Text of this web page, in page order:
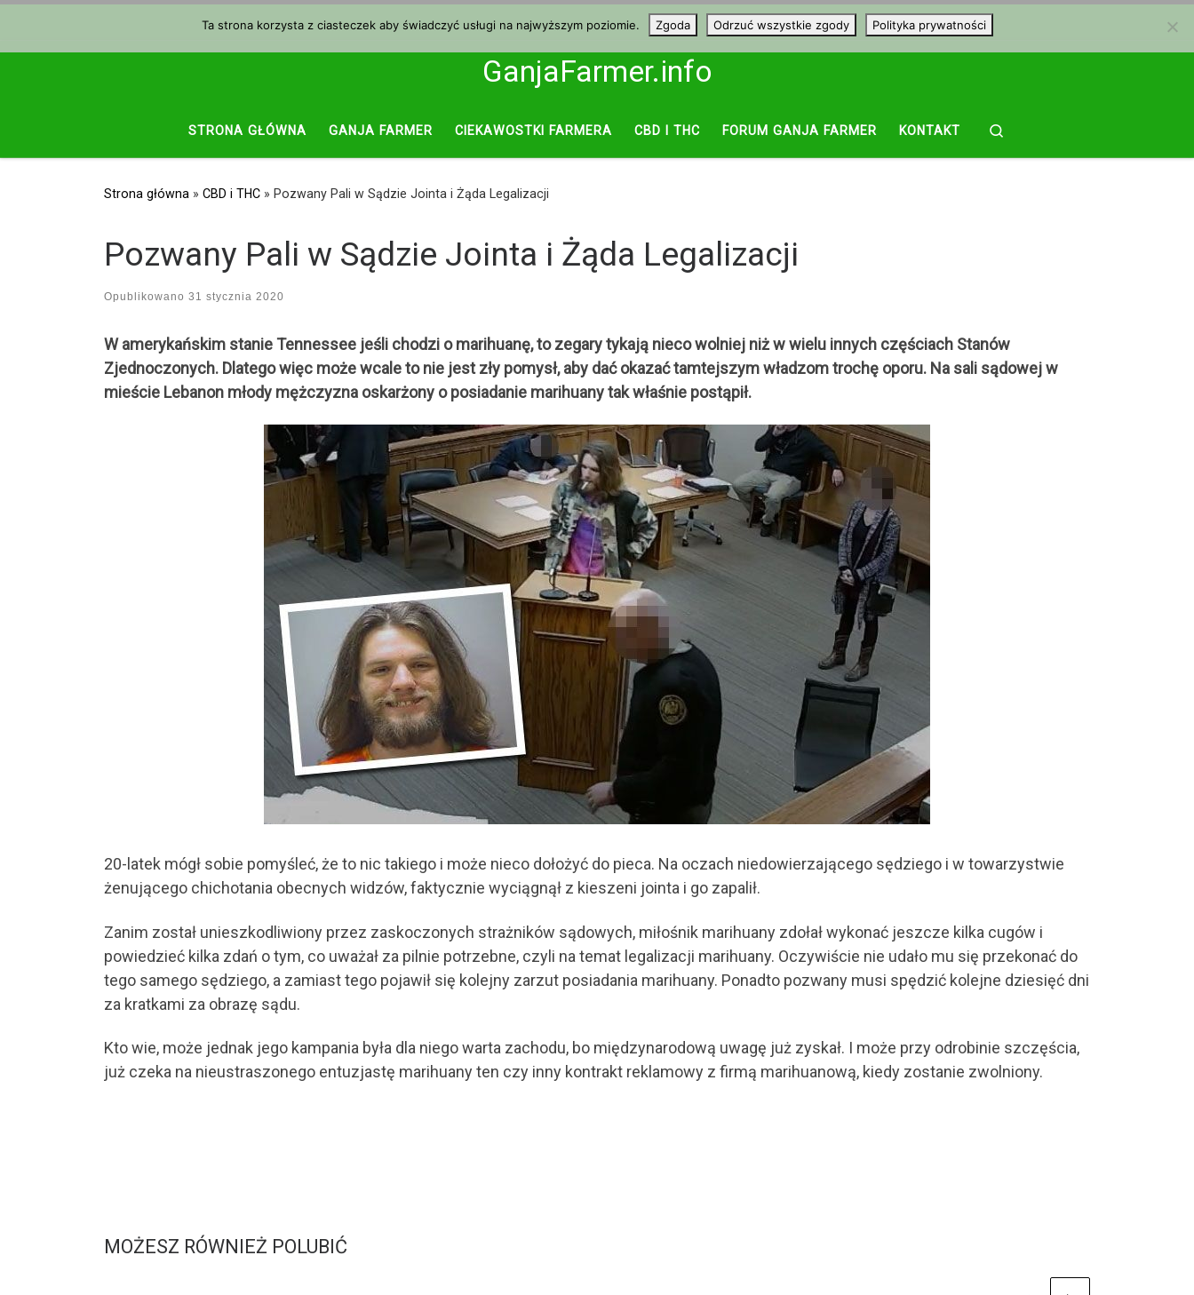
GanjaFarmer.info
STRONA GŁÓWNA GANJA FARMER CIEKAWOSTKI FARMERA CBD I THC FORUM GANJA FARMER KONTAKT
Strona główna » CBD i THC » Pozwany Pali w Sądzie Jointa i Żąda Legalizacji
Pozwany Pali w Sądzie Jointa i Żąda Legalizacji
Opublikowano 31 stycznia 2020
W amerykańskim stanie Tennessee jeśli chodzi o marihuanę, to zegary tykają nieco wolniej niż w wielu innych częściach Stanów
Zjednoczonych. Dlatego więc może wcale to nie jest zły pomysł, aby dać okazać tamtejszym władzom trochę oporu. Na sali sądowej w
mieście Lebanon młody mężczyzna oskarżony o posiadanie marihuany tak właśnie postąpił.
20-latek mógł sobie pomyśleć, że to nic takiego i może nieco dołożyć do pieca. Na oczach niedowierzającego sędziego i w towarzystwie
żenującego chichotania obecnych widzów, faktycznie wyciągnął z kieszeni jointa i go zapalił.
Zanim został unieszkodliwiony przez zaskoczonych strażników sądowych, miłośnik marihuany zdołał wykonać jeszcze kilka cugów i
powiedzieć kilka zdań o tym, co uważał za pilnie potrzebne, czyli na temat legalizacji marihuany. Oczywiście nie udało mu się przekonać do
tego samego sędziego, a zamiast tego pojawił się kolejny zarzut posiadania marihuany. Ponadto pozwany musi spędzić kolejne dziesięć dni
za kratkami za obrazę sądu.
Kto wie, może jednak jego kampania była dla niego warta zachodu, bo międzynarodową uwagę już zyskał. I może przy odrobinie szczęścia,
już czeka na nieustraszonego entuzjastę marihuany ten czy inny kontrakt reklamowy z firmą marihuanową, kiedy zostanie zwolniony.
MOŻESZ RÓWNIEŻ POLUBIĆ
Ta strona korzysta z ciasteczek aby świadczyć usługi na najwyższym poziomie. Zgoda Odrzuć wszystkie zgody Polityka prywatności